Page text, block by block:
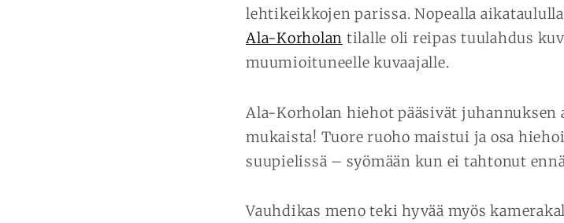
lehtikeikkojen parissa. Nopealla
Ala-Korholan tilalle oli reipas tuulahdus
muumioituneelle kuvaajalle.
Ala-Korholan hiehot pääsivät juhannuksen
mukaista! Tuore ruoho maistui ja osa
suupielissä – syömään kun ei tahtonut
Vauhdikas meno teki hyvää myös